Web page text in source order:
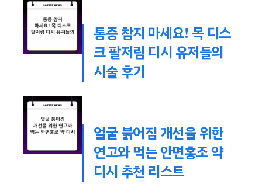
통증 참지 마세요! 목 디스
크 팔저림 디시 유저들의
시술 후기
얼굴 붉어짐 개선을 위한
연고와 먹는 안면홍조 약
디시 추천 리스트